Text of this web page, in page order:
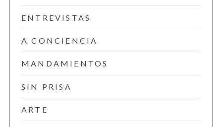
ENTREVISTAS
A CONCIENCIA
MANDAMIENTOS
SIN PRISA
ARTE